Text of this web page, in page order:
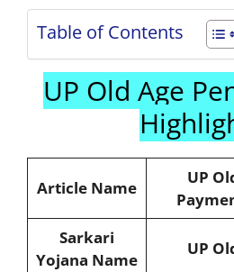
Table of Contents
UP Old Age
Article Name
UP
Sarkari
Yojana Name
UP